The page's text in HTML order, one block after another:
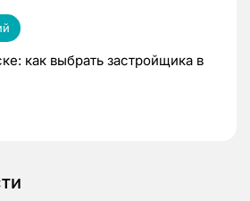
как выбрать застройщика в